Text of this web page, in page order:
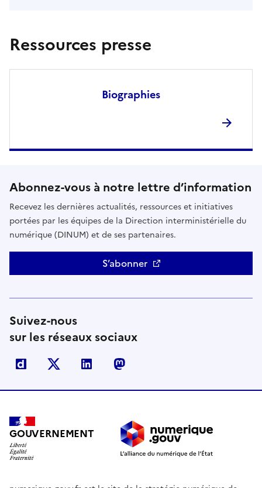
Ressources presse
Biographies
Abonnez-vous à notre lettre d’information
Recevez les dernières actualités, ressources et initiatives
portées par les équipes de la Direction interministérielle du
numérique (DINUM) et de ses partenaires.
S’abonner
Suivez-nous
sur les réseaux sociaux
Dailymotion Linkedin
GOUVERNEMENT